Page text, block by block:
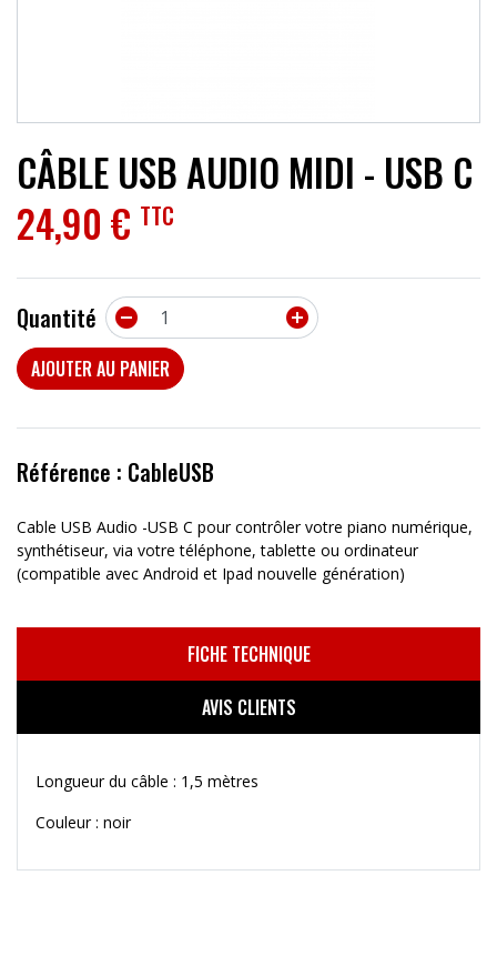
CÂBLE USB AUDIO MIDI - USB C
24,90 € TTC
Quantité 

AJOUTER AU PANIER
Référence : CableUSB
Cable USB Audio -USB C pour contrôler votre piano numérique,
synthétiseur, via votre téléphone, tablette ou ordinateur
(compatible avec Android et Ipad nouvelle génération)
FICHE TECHNIQUE
AVIS CLIENTS
Longueur du câble : 1,5 mètres
Couleur : noir
PROMOTIONS